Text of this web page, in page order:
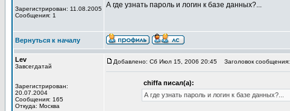
Зарегистрирован: 11.08.2005
Сообщения: 1
А где узнать пароль и логин к базе данных?...
Вернуться к началу
Lev
Завсегдатай
Зарегистрирован:
20.07.2004
Сообщения: 165
Откуда: Москва
Добавлено: Сб Июл 15, 2006 20:45 Заголовок сообщения:
chiffa писал(а):
А где узнать пароль и логин к базе данных?...